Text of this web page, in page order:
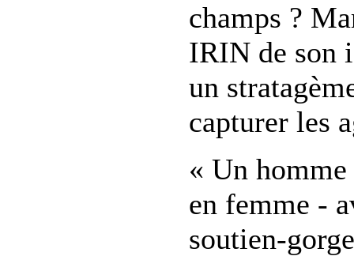
champs ?
IRIN de son
un
capturer les
« Un
en femme -
soutien-